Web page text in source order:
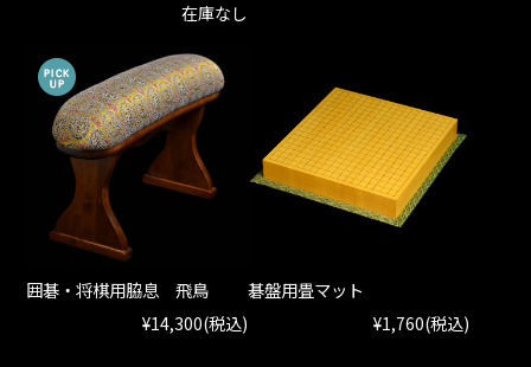
在庫なし
囲碁・将棋用脇息 飛鳥
¥14,300(税込)
碁盤用畳マット
¥1,760(税込)